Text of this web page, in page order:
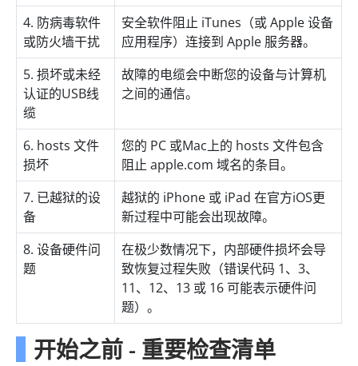
4. 防病毒软件
或防火墙干扰
安全软件阻止 iTunes（或 Apple 设备
应用程序）连接到 Apple 服务器。
5. 损坏或未经
认证的USB线
缆
故障的电缆会中断您的设备与计算机
之间的通信。
6. hosts 文件
损坏
您的 PC 或Mac上的 hosts 文件包含
阻止 apple.com 域名的条目。
7. 已越狱的设
备
越狱的 iPhone 或 iPad 在官方iOS更
新过程中可能会出现故障。
8. 设备硬件问
题
在极少数情况下，内部硬件损坏会导
致恢复过程失败（错误代码 1、3、
11、12、13 或 16 可能表示硬件问
题）。
开始之前 - 重要检查清单